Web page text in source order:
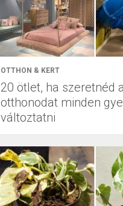
OTTHON & KERT
20 ötlet, ha szeretnéd
otthonodat minden
változtatni